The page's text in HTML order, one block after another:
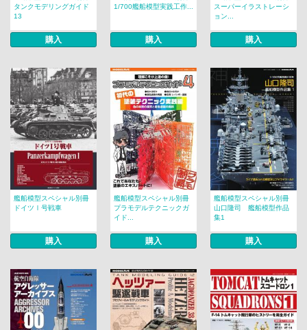
タンクモデリングガイド
13
購入
1/700艦船模型実践工作...
購入
スーパーイラストレーシ
ョン...
購入
艦船模型スペシャル別冊
ドイツⅠ号戦車
購入
艦船模型スペシャル別冊
プラモデルテクニックガ
イド...
購入
艦船模型スペシャル別冊
山口隆司 艦船模型作品
集1
購入